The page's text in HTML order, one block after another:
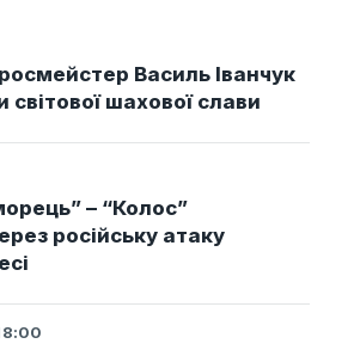
Василь Іванчук
світової шахової слави
– “Колос”
російську атаку